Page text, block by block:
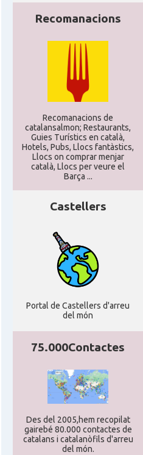
Recomanacions
Recomanacions de
catalansalmon; Restaurants,
Guies Turístics en català,
Hotels, Pubs, Llocs fantàstics,
Llocs on comprar menjar
català, Llocs per veure el
Barça ...
Castellers
Portal de Castellers d'arreu
del món
75.000Contactes
Des del 2005,hem recopilat
gairebé 80.000 contactes de
catalans i catalanòfils d'arreu
del món.